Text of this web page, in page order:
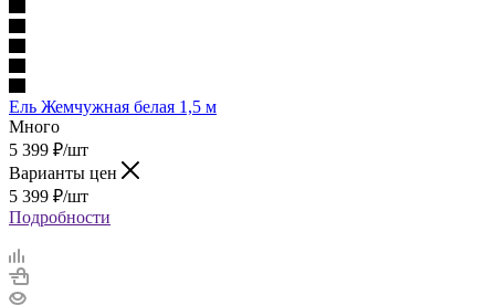
Ель Жемчужная белая 1,5 м
Много
5 399 ₽/шт
Варианты цен
5 399 ₽/шт
Подробности